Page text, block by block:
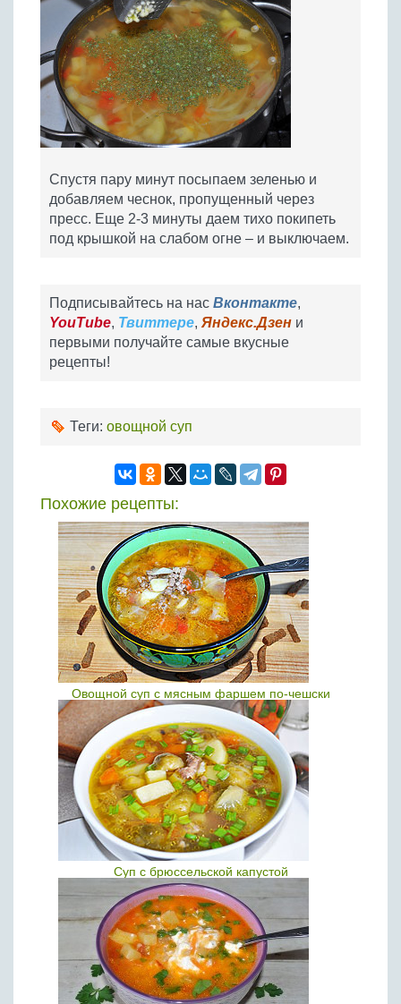
Спустя пару минут посыпаем зеленью и
добавляем чеснок, пропущенный через
пресс. Еще 2-3 минуты даем тихо покипеть
под крышкой на слабом огне – и выключаем.
Подписывайтесь на нас Вконтакте,
YouTube, Твиттере, Яндекс.Дзен и
первыми получайте самые вкусные
рецепты!
Теги: овощной суп
Похожие рецепты:
Овощной суп с мясным фаршем по-чешски
Суп с брюссельской капустой